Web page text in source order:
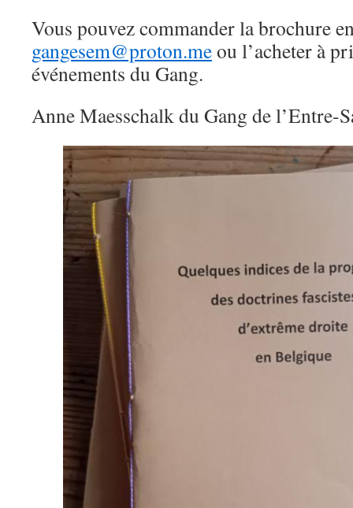
Vous pouvez commander la brochure
gangesem@proton.meou l’acheter à
événements du Gang.
Anne Maesschalk du Gang de l’Entre-